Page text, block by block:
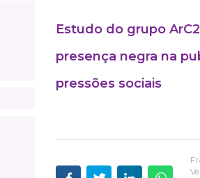
Estudo do grupo
presença negra na
pressões sociais